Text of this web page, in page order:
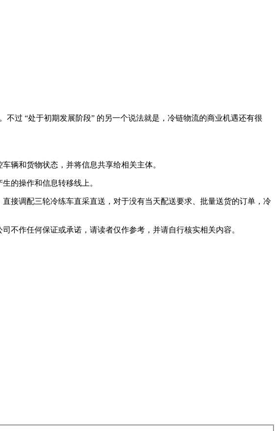
过 “处于初期发展阶段” 的另一个说法就是，冷链物流的商业机遇还有很
辆和货物状态，并将信息共享给相关主体。
的操作和信息转移线上。
接调配三轮冷练车直采直送，对于没有当天配送要求、批量送货的订单，冷
不作任何保证或承诺，请读者仅作参考，并请自行核实相关内容。